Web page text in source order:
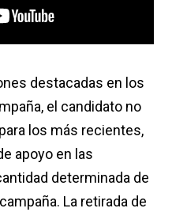
destacadas en los
el candidato no
los más recientes,
apoyo en las
determinada de
La retirada de